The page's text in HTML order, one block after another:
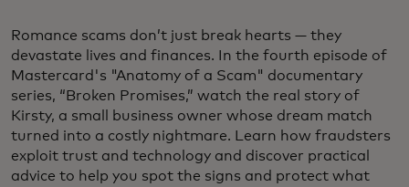
Romance scams don’t just break hearts — they
devastate lives and finances. In the fourth episode of
Mastercard's "Anatomy of a Scam" documentary
series, “Broken Promises,” watch the real story of
Kirsty, a small business owner whose dream match
turned into a costly nightmare. Learn how fraudsters
exploit trust and technology and discover practical
advice to help you spot the signs and protect what